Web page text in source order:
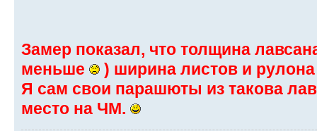
Замер показал, что толщина
меньше
) ширина листов и
Я сам свои парашюты из такова
место на ЧМ.